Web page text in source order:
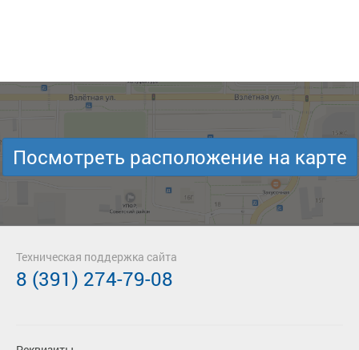
Посмотреть расположение на карте
Техническая поддержка сайта
8 (391) 274-79-08